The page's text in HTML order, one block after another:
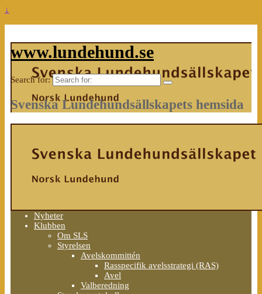
↓
www.lundehund.se
Search for:
Svenska Lundehundsällskapets hemsida
Nyheter
Klubben
Om SLS
Styrelsen
Avelskommittén
Rasspecifik avelsstrategi (RAS)
Avel
Valberedning